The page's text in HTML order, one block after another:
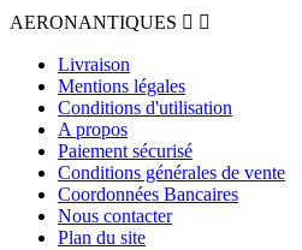
AERONANTIQUES  
Livraison
Mentions légales
Conditions d'utilisation
A propos
Paiement sécurisé
Conditions générales de vente
Coordonnées Bancaires
Nous contacter
Plan du site